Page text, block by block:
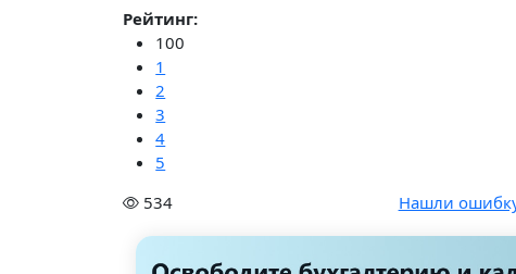
Рейтинг:
100
1
2
3
4
5
534
Нашли